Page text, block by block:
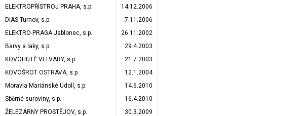
ELEKTROPŘÍSTROJ PRAHA, s.p.
14.12.2006
DIAS Turnov, s.p.
7.11.2006
ELEKTRO-PRAGA Jablonec, s.p.
26.11.2002
Barvy a laky, s.p.
29.4.2003
KOVOHUTĚ VELVARY, s.p.
21.7.2003
KOVOŠROT OSTRAVA, s.p.
12.1.2004
Moravia Mariánské Údolí, s.p.
14.6.2010
Sběrné suroviny, s.p.
16.4.2010
ŽELEZÁRNY PROSTĚJOV, s.p.
30.3.2009